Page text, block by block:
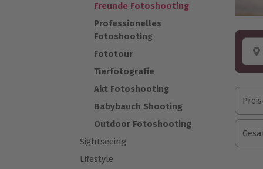
Freunde Fotoshooting
Professionelles
Fotoshooting
Fototour
Tierfotografie
Akt Fotoshooting
Babybauch Shooting
Outdoor Fotoshooting
Sightseeing
Lifestyle
Preis